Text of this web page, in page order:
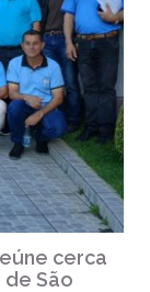
cerca
São